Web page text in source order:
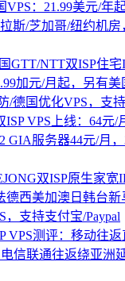
VPS：21.99美元/年
斯/芝加哥/纽约机
GTT/NTT双ISP住宅
加元/月起，另有美
/德国优化VPS，支
ISP VPS上线：64元/
GIA服务器44元/月
双ISP原生家宽
德西美加澳日韩台
，支持支付宝/Paypal
VPS测评：移动往
信联通往返绕亚洲